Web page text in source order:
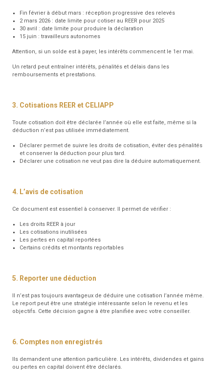
Fin février à début mars : réception progressive des relevés
2 mars 2026 : date limite pour cotiser au REER pour 2025
30 avril : date limite pour produire la déclaration
15 juin : travailleurs autonomes
Attention, si un solde est à payer, les intérêts commencent le 1er mai.
Un retard peut entraîner intérêts, pénalités et délais dans les
remboursements et prestations.
3. Cotisations REER et CELIAPP
Toute cotisation doit être déclarée l’année où elle est faite, même si la
déduction n’est pas utilisée immédiatement.
Déclarer permet de suivre les droits de cotisation, éviter des pénalités
et conserver la déduction pour plus tard.
Déclarer une cotisation ne veut pas dire la déduire automatiquement.
4. L’avis de cotisation
Ce document est essentiel à conserver. Il permet de vérifier :
Les droits REER à jour
Les cotisations inutilisées
Les pertes en capital reportées
Certains crédits et montants reportables
5. Reporter une déduction
Il n’est pas toujours avantageux de déduire une cotisation l’année même.
Le report peut être une stratégie intéressante selon le revenu et les
objectifs. Cette décision gagne à être planifiée avec votre conseiller.
6. Comptes non enregistrés
Ils demandent une attention particulière. Les intérêts, dividendes et gains
ou pertes en capital doivent être déclarés.